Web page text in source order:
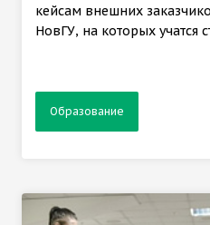
кейсам внешних
НовГУ, на которых учатся
Образование